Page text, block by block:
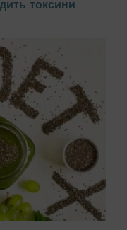
в тканинах
показують,
долати
вважався
токсини